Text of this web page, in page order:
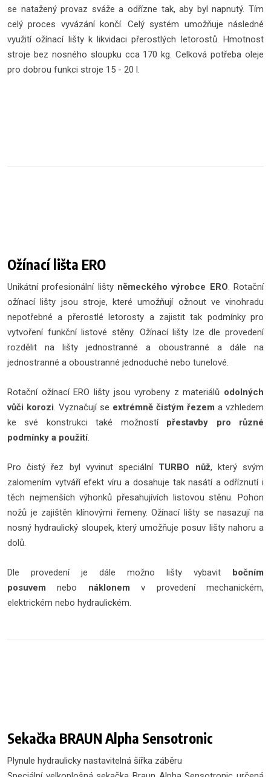
se natažený provaz sváže a odřízne tak, aby byl napnutý. Tím
celý proces vyvázání končí. Celý systém umožňuje následné
využití ožínací lišty k likvidaci přerostlých letorostů. Hmotnost
stroje bez nosného sloupku cca 170 kg. Celková potřeba oleje
pro dobrou funkci stroje 15 - 20 l.
Ožínací lišta ERO
Unikátní profesionální lišty německého výrobce ERO. Rotační
ožínací lišty jsou stroje, které umožňují ožnout ve vinohradu
nepotřebné a přerostlé letorosty a zajistit tak podmínky pro
vytvoření funkční listové stěny. Ožínací lišty lze dle provedení
rozdělit na lišty jednostranné a oboustranné a dále na
jednostranné a oboustranné jednoduché nebo tunelové.
Rotační ožínací ERO lišty jsou vyrobeny z materiálů odolných
vůči korozi. Vyznačují se extrémně čistým řezem a vzhledem
ke své konstrukci také možností přestavby pro různé
podmínky a použití.
Pro čistý řez byl vyvinut speciální TURBO nůž, který svým
zalomením vytváří efekt víru a dosahuje tak nasátí a odříznutí i
těch nejmenších výhonků přesahujívích listovou stěnu. Pohon
nožů je zajištěn klínovými řemeny. Ožínací lišty se nasazují na
nosný hydraulický sloupek, který umožňuje posuv lišty nahoru a
dolů.
Dle provedení je dále možno lišty vybavit bočním
posuvem nebo náklonemv provedení mechanickém,
elektrickém nebo hydraulickém.
Sekačka BRAUN Alpha Sensotronic
Plynule hydraulicky nastavitelná šířka záběru